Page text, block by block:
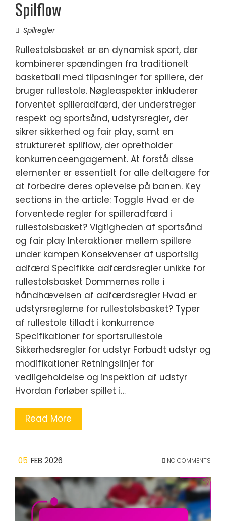
Spilflow
Spilregler
Rullestolsbasket er en dynamisk sport, der
kombinerer spændingen fra traditionelt
basketball med tilpasninger for spillere, der
bruger rullestole. Nøgleaspekter inkluderer
forventet spilleradfærd, der understreger
respekt og sportsånd, udstyrsregler, der
sikrer sikkerhed og fair play, samt en
struktureret spilflow, der opretholder
konkurrenceengagement. At forstå disse
elementer er essentielt for alle deltagere for
at forbedre deres oplevelse på banen. Key
sections in the article: Toggle Hvad er de
forventede regler for spilleradfærd i
rullestolsbasket? Vigtigheden af sportsånd
og fair play Interaktioner mellem spillere
under kampen Konsekvenser af usportslig
adfærd Specifikke adfærdsregler unikke for
rullestolsbasket Dommernes rolle i
håndhævelsen af adfærdsregler Hvad er
udstyrsreglerne for rullestolsbasket? Typer
af rullestole tilladt i konkurrence
Specifikationer for sportsrullestole
Sikkerhedsregler for udstyr Forbudt udstyr og
modifikationer Retningslinjer for
vedligeholdelse og inspektion af udstyr
Hvordan forløber spillet i…
Read More
05 FEB 2026 NO COMMENTS